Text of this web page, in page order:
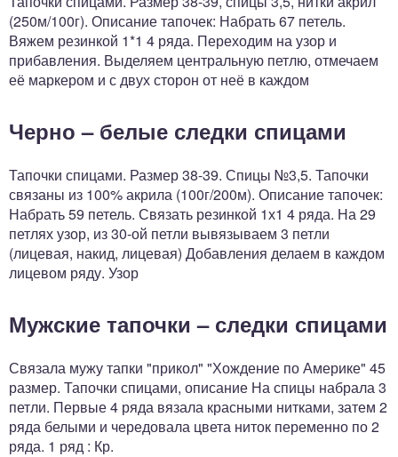
(250м/100г). Описание тапочек: Набрать 67 петель.
Вяжем резинкой 1*1 4 ряда. Переходим на узор и
прибавления. Выделяем центральную петлю, отмечаем
её маркером и с двух сторон от неё в каждом
Черно – белые следки спицами
Тапочки спицами. Размер 38-39. Спицы №3,5. Тапочки
связаны из 100% акрила (100г/200м). Описание тапочек:
Набрать 59 петель. Связать резинкой 1х1 4 ряда. На 29
петлях узор, из 30-ой петли вывязываем 3 петли
(лицевая, накид, лицевая) Добавления делаем в каждом
лицевом ряду. Узор
Мужские тапочки – следки спицами
Связала мужу тапки "прикол" "Хождение по Америке" 45
размер. Тапочки спицами, описание На спицы набрала 3
петли. Первые 4 ряда вязала красными нитками, затем 2
ряда белыми и чередовала цвета ниток переменно по 2
ряда. 1 ряд : Кр.